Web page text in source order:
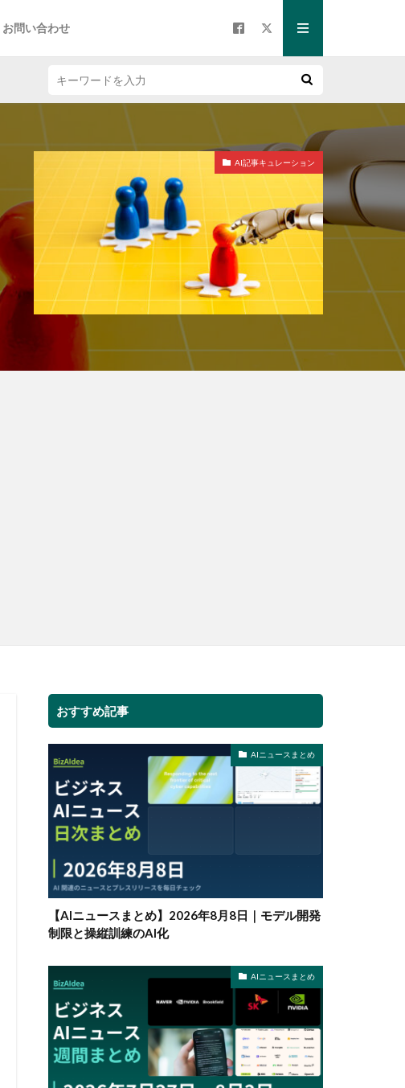
お問い合わせ
AI記事キュレーション
おすすめ記事
AIニュースまとめ
【AIニュースまとめ】2026年8月8日｜モデル開発
制限と操縦訓練のAI化
AIニュースまとめ